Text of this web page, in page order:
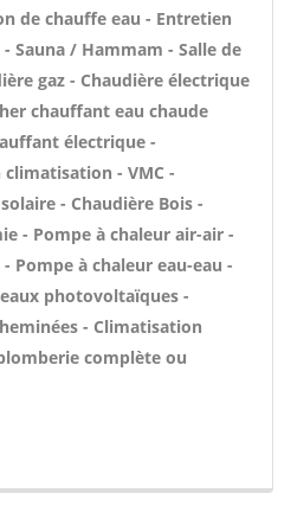
de chauffe eau - Entretien
Sauna / Hammam - Salle de
gaz - Chaudière électrique
chauffant eau chaude
électrique -
- VMC -
- Chaudière Bois -
- Pompe à chaleur air-air -
Pompe à chaleur eau-eau -
photovoltaïques -
- Climatisation
complète ou